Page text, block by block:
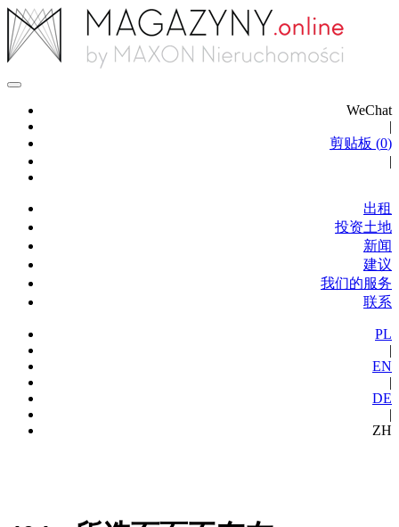
WeChat
|
剪贴板 (0)
|
出租
投资土地
新闻
建议
我们的服务
联系
PL
|
EN
|
DE
|
ZH